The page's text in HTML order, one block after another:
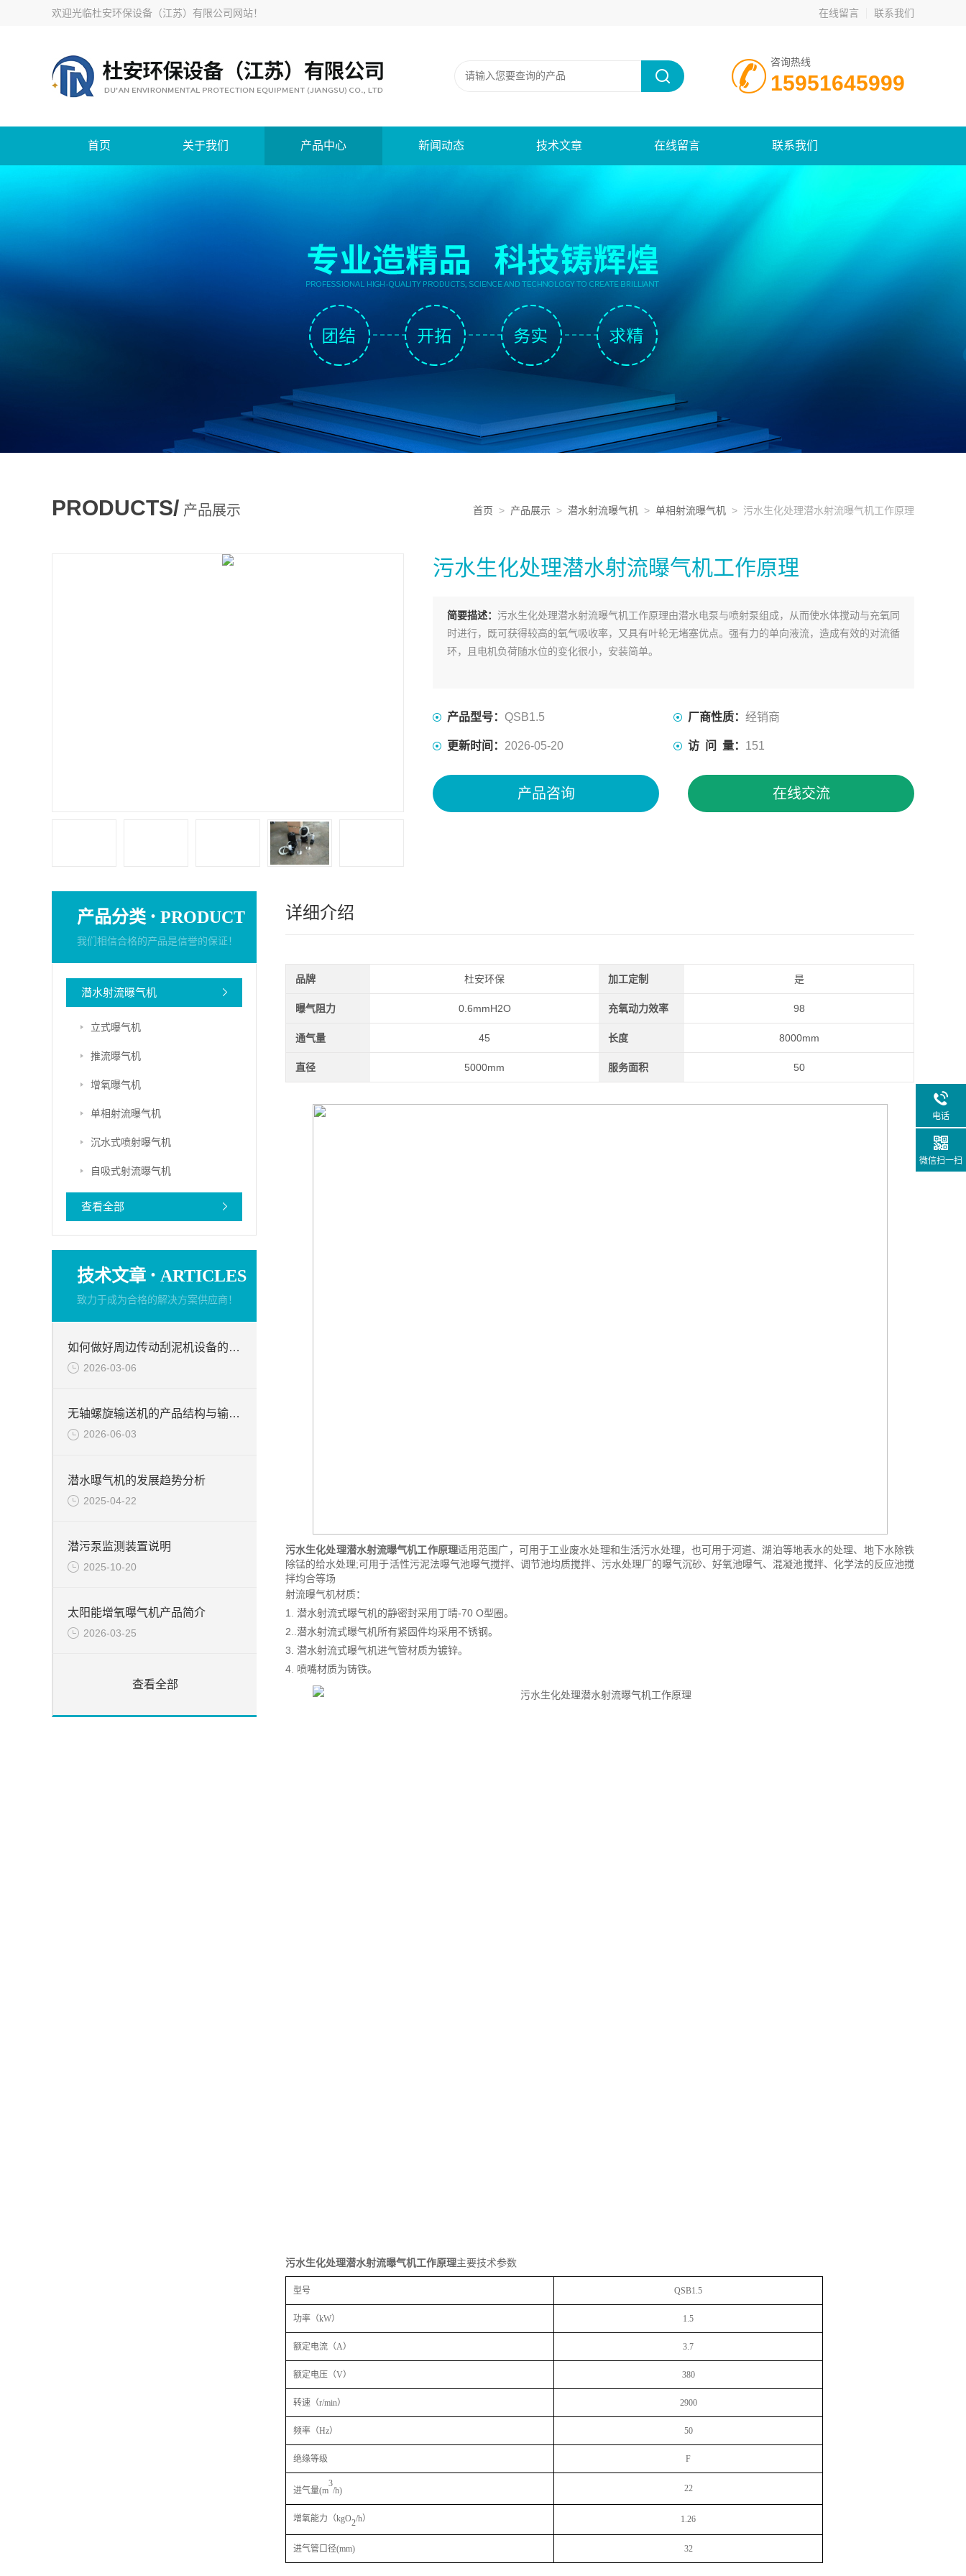
欢迎光临杜安环保设备（江苏）有限公司网站！ 在线留言 联系我们
咨询热线
15951645999
首页 关于我们 产品中心 新闻动态 技术文章 在线留言 联系我们
PRODUCTS/ 产品展示 首页 > 产品展示 > 潜水射流曝气机 > 单相射流曝气机 > 污水生化处理潜水射流曝气机工作原理
污水生化处理潜水射流曝气机工作原理
简要描述： 污水生化处理潜水射流曝气机工作原理由潜水电泵与喷射泵组成，从而使水体搅动与充氧同
时进行，既可获得较高的氧气吸收率，又具有叶轮无堵塞优点。强有力的单向液流，造成有效的对流循
环，且电机负荷随水位的变化很小，安装简单。
产品型号： QSB1.5 厂商性质： 经销商
更新时间： 2026-05-20 访 问 量： 151
产品咨询 在线交流
产品分类 · PRODUCT
我们相信合格的产品是信誉的保证！
潜水射流曝气机
立式曝气机
推流曝气机
增氧曝气机
单相射流曝气机
沉水式喷射曝气机
自吸式射流曝气机
查看全部
技术文章 · ARTICLES
致力于成为合格的解决方案供应商！
如何做好周边传动刮泥机设备的维修保养
2026-03-06
无轴螺旋输送机的产品结构与输送过程说明
2026-06-03
潜水曝气机的发展趋势分析
2025-04-22
潜污泵监测装置说明
2025-10-20
太阳能增氧曝气机产品简介
2026-03-25
查看全部
详细介绍
品牌 杜安环保 加工定制 是
曝气阻力 0.6mmH2O 充氧动力效率 98
通气量 45 长度 8000mm
直径 5000mm 服务面积 50
污水生化处理潜水射流曝气机工作原理适用范围广，可用于工业废水处理和生活污水处理，也可用于河道、湖泊等地表水的处理、地下水除铁
除锰的给水处理;可用于活性污泥法曝气池曝气搅拌、调节池均质搅拌、污水处理厂的曝气沉砂、好氧池曝气、混凝池搅拌、化学法的反应池搅
拌均合等场
射流曝气机材质：
1. 潜水射流式曝气机的静密封采用丁晴-70 O型圈。
2..潜水射流式曝气机所有紧固件均采用不锈钢。
3. 潜水射流式曝气机进气管材质为镀锌。
4. 喷嘴材质为铸铁。
污水生化处理潜水射流曝气机工作原理主要技术参数
型号 QSB1.5
功率（kW） 1.5
额定电流（A） 3.7
额定电压（V） 380
转速（r/min） 2900
频率（Hz） 50
绝缘等级 F
进气量(m
3
/h) 22
增氧能力（kgO2/h） 1.26
进气管口径(mm) 32
电话
微信扫一扫